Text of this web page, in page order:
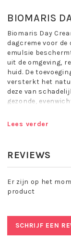
BIOMARIS
Biomaris Day
dagcreme voor de
emulsie
uit de omgeving,
huid. De
versterkt het
deze van
gezonde,
daarnaast de
Werkt
Toepassing
Sensitive:
Huidtype:
Lees verder
REVIEWS
Er zijn op het
product
SCHRIJF EEN